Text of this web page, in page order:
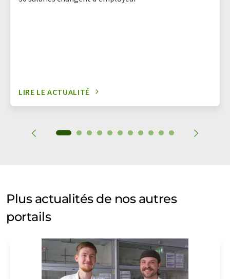
LIRE LE ACTUALITÉ
Plus actualités de nos autres
portails